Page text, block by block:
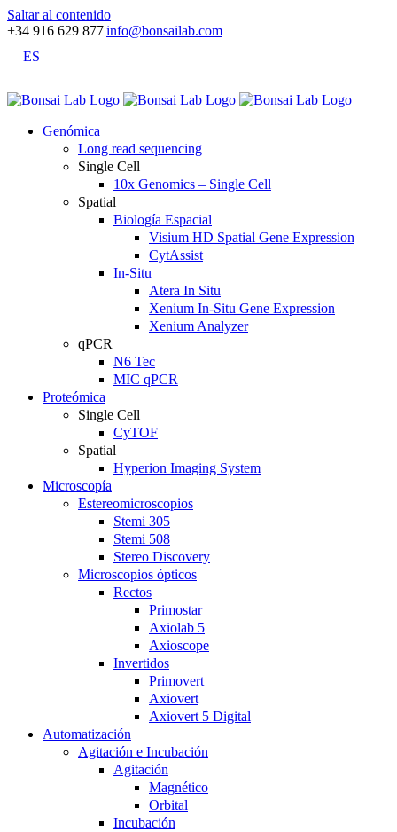
Saltar al contenido
+34 916 629 877|info@bonsailab.com
ES
Genómica
Long read sequencing
Single Cell
10x Genomics – Single Cell
Spatial
Biología Espacial
Visium HD Spatial Gene Expression
CytAssist
In-Situ
Atera In Situ
Xenium In-Situ Gene Expression
Xenium Analyzer
qPCR
N6 Tec
MIC qPCR
Proteómica
Single Cell
CyTOF
Spatial
Hyperion Imaging System
Microscopía
Estereomicroscopios
Stemi 305
Stemi 508
Stereo Discovery
Microscopios ópticos
Rectos
Primostar
Axiolab 5
Axioscope
Invertidos
Primovert
Axiovert
Axiovert 5 Digital
Automatización
Agitación e Incubación
Agitación
Magnético
Orbital
Incubación